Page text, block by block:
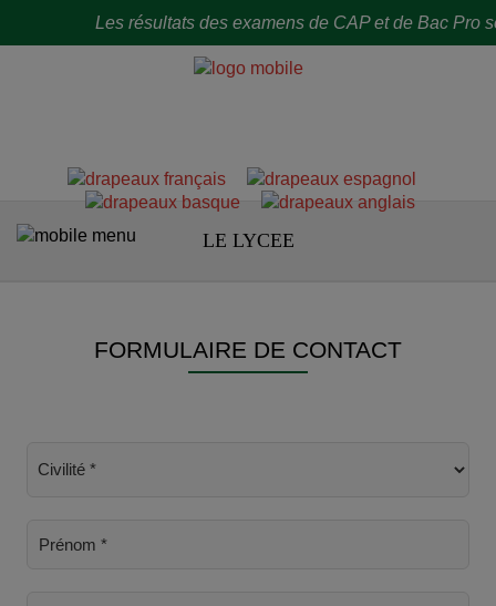
Les résultats des examens de CAP et de Bac Pro
LE LYCEE
FORMULAIRE DE CONTACT